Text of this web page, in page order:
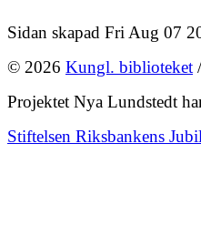
Sidan skapad Fri Aug 07
© 2026 Kungl. biblioteket
Projektet Nya Lundstedt
Stiftelsen Riksbankens